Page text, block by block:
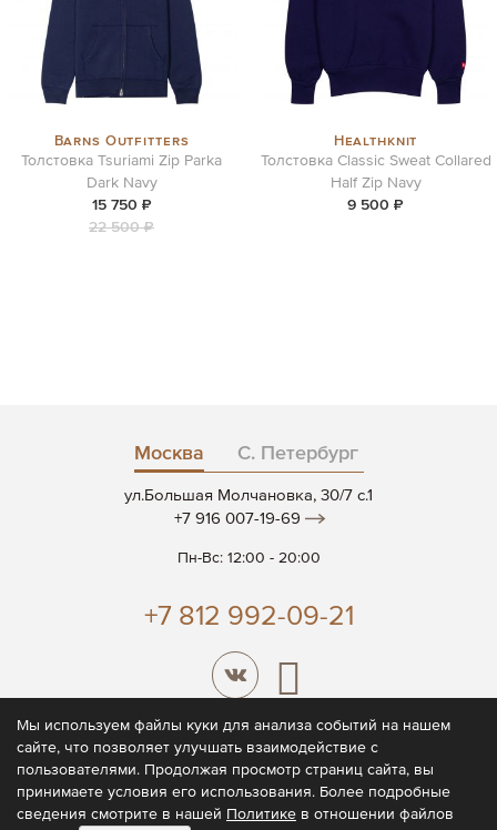
Barns Outfitters
Толстовка Tsuriami Zip Parka
Dark Navy
15 750 ₽
22 500 ₽
Healthknit
Толстовка Classic Sweat Collared
Half Zip Navy
9 500 ₽
Москва С. Петербург
ул.Большая Молчановка, 30/7 c.1
+7 916 007-19-69
Пн-Вс: 12:00 - 20:00
+7 812 992-09-21
Политика конфиденциальности
Пользовательское соглашение
Мы используем файлы куки для анализа событий на нашем
сайте, что позволяет улучшать взаимодействие с
пользователями. Продолжая просмотр страниц сайта, вы
принимаете условия его использования. Более подробные
сведения смотрите в нашей Политике в отношении файлов